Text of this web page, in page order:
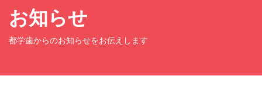
お知らせ
都学歯からのお知らせをお伝えします